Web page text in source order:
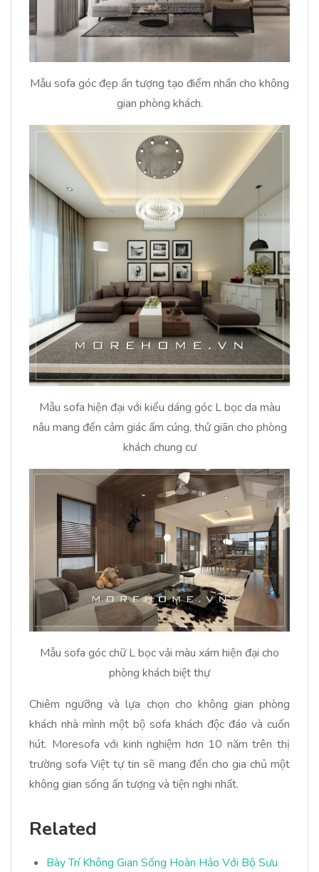
Mẫu sofa góc đẹp ấn tượng tạo điểm nhấn cho không
gian phòng khách.
Mẫu sofa hiện đại với kiểu dáng góc L bọc da màu
nâu mang đến cảm giác ấm cúng, thử giãn cho phòng
khách chung cư
Mẫu sofa góc chữ L bọc vải màu xám hiện đại cho
phòng khách biệt thự
Chiêm ngưỡng và lựa chọn cho không gian phòng
khách nhà mình một bộ sofa khách độc đáo và cuốn
hút. Moresofa với kinh nghiệm hơn 10 năm trên thị
trường sofa Việt tự tin sẽ mang đến cho gia chủ một
không gian sống ấn tượng và tiện nghi nhất.
Related
Bày Trí Không Gian Sống Hoàn Hảo Với Bộ Sưu